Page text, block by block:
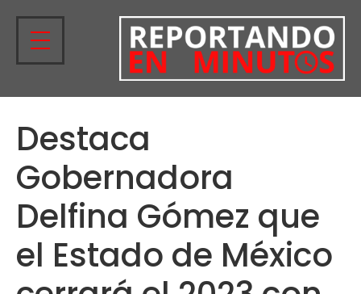
Destaca
Gobernadora
Delfina Gómez que
el Estado de México